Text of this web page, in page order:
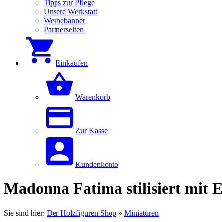
Tipps zur Pflege
Unsere Werkstatt
Werbebanner
Partnerseiten
Einkaufen
Warenkorb
Zur Kasse
Kundenkonto
Madonna Fatima stilisiert mit
Sie sind hier: Der Holzfiguren Shop » Miniaturen